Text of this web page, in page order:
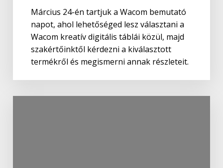
Március 24-én tartjuk a Wacom bemutató
napot, ahol lehetőséged lesz választani a
Wacom kreatív digitális táblái közül, majd
szakértőinktől kérdezni a kiválasztott
termékről és megismerni annak részleteit.